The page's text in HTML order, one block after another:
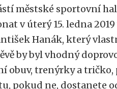
městské sportovní
v úterý 15. ledna 2019
Hanák, který
by byl vhodný
obuv, trenýrky a
pokud ne, dostanete